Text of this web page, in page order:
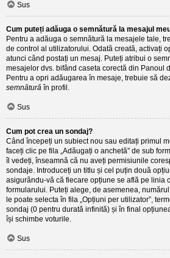
Sus
Cum puteți adăuga o semnătură la mesajul
Pentru a adăuga o semnătură la mesajele tale,
de control al utilizatorului. Odată creată, activați
atunci când postați un mesaj. Puteți atribui o
mesajelor dvs. bifând caseta corectă din Panoul
Pentru a opri adăugarea în mesaje, trebuie să
semnătură în profil.
Sus
Cum pot crea un sondaj?
Când începeți un subiect nou sau editați primul
faceți clic pe fila „Adăugați o anchetă” de sub
îl vedeți, înseamnă că nu aveți permisiunile
sondaje. Introduceți un titlu și cel puțin două
asigurându-vă că fiecare opțiune se află pe linia
formularului. Puteți alege, de asemenea,
le poate selecta în fila „Opțiuni per utilizator”,
sondaj (0 pentru durată infinită) și în final
își schimbe voturile.
Sus